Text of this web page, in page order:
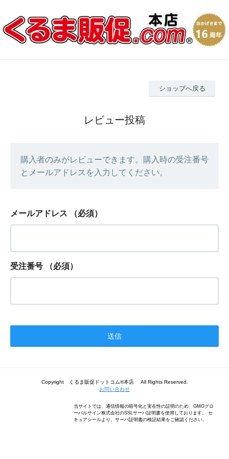
ショップへ戻る
レビュー投稿
購入者のみがレビューできます。購入時の受注番号
とメールアドレスを入力してください。
メールアドレス （必須）
受注番号 （必須）
Copyright くるま販促ドットコム®本店 All Rights Reserved.
お問い合わせ
当サイトでは、通信情報の暗号化と実在性の証明のため、GMOグロ
ーバルサイン株式会社のSSLサーバ証明書を使用しております。 セ
キュアシールより、サーバ証明書の検証結果をご確認ください。